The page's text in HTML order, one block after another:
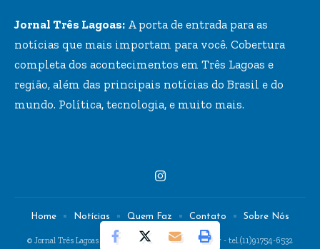
Jornal Três Lagoas: A porta de entrada para as
notícias que mais importam para você. Cobertura
completa dos acontecimentos em Três Lagoas e
região, além das principais notícias do Brasil e do
mundo. Política, tecnologia, e muito mais.
© Jornal Três Lagoas - contato@jornaltreslagoas.com.br - tel.(11)91754-6532
Home Notícias Quem Faz Contato Sobre Nós